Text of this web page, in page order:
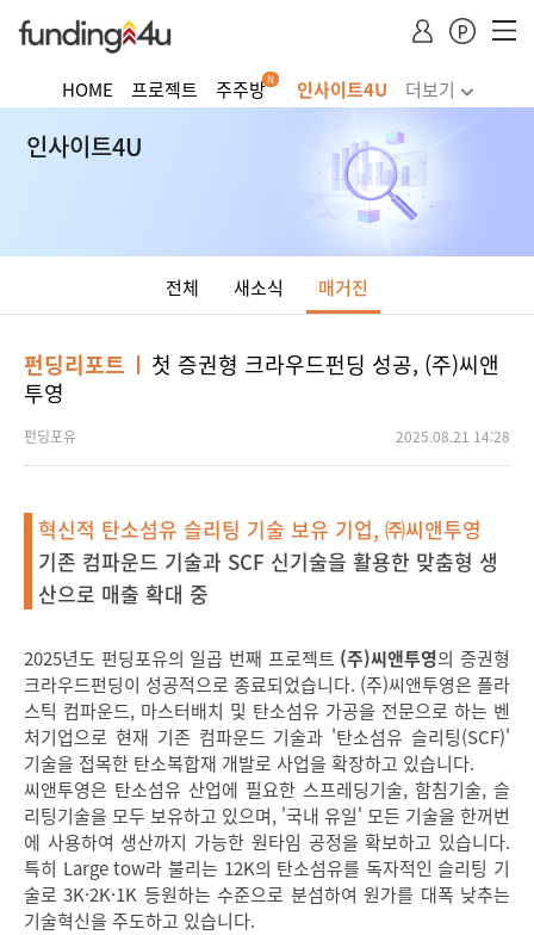
HOME 프로젝트 주주방N 인사이트4U
더보기
주식거래
청약·소득공제 안내
인사이트4U
전체 새소식 매거진
펀딩리포트
첫 증권형 크라우드펀딩 성공, (주)씨앤
투영
펀딩포유 2025.08.21 14:28
혁신적 탄소섬유 슬리팅 기술 보유 기업, ㈜씨앤투영
기존 컴파운드 기술과 SCF 신기술을 활용한 맞춤형 생
산으로 매출 확대 중
2025년도 펀딩포유의 일곱 번째 프로젝트 (주)씨앤투영의 증권형
크라우드펀딩이 성공적으로 종료되었습니다. (주)씨앤투영은 플라
스틱 컴파운드, 마스터배치 및 탄소섬유 가공을 전문으로 하는 벤
처기업으로 현재 기존 컴파운드 기술과 '탄소섬유 슬리팅(SCF)'
기술을 접목한 탄소복합재 개발로 사업을 확장하고 있습니다.
씨앤투영은 탄소섬유 산업에 필요한 스프레딩기술, 함침기술, 슬
리팅기술을 모두 보유하고 있으며, '국내 유일' 모든 기술을 한꺼번
에 사용하여 생산까지 가능한 원타임 공정을 확보하고 있습니다.
특히 Large tow라 불리는 12K의 탄소섬유를 독자적인 슬리팅 기
술로 3K·2K·1K 등원하는 수준으로 분섬하여 원가를 대폭 낮추는
기술혁신을 주도하고 있습니다.